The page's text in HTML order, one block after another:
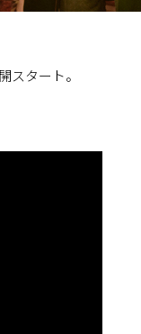
スタート。